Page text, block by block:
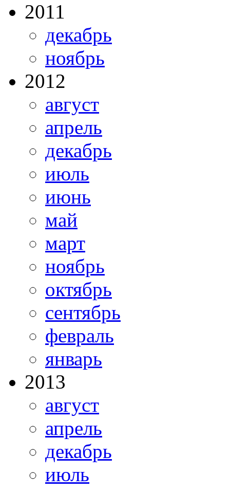
2011
декабрь
ноябрь
2012
август
апрель
декабрь
июль
июнь
май
март
ноябрь
октябрь
сентябрь
февраль
январь
2013
август
апрель
декабрь
июль